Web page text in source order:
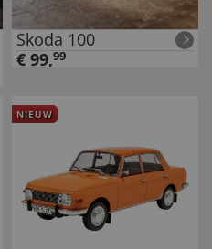
Skoda 100
€ 99,99
NIEUW